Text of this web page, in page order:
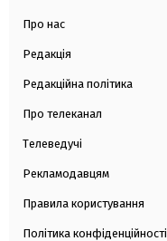
Про нас
Редакція
Редакційна політика
Про телеканал
Телеведучі
Рекламодавцям
Правила користування
Політика конфіденційності